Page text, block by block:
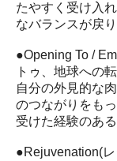
たやすく受け入
なバランスが戻り
●Opening To /
トゥ、地球への
自分の外見的な
のつながりをも
受けた経験のある
●Rejuvenation(